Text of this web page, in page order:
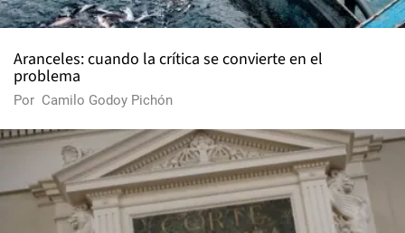
Aranceles: cuando la crítica se convierte en el
problema
Por Camilo Godoy Pichón